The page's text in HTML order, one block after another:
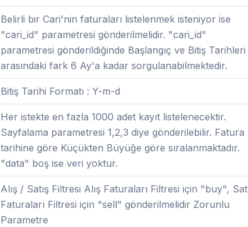
Belirli bir Cari'nin faturaları listelenmek isteniyor ise
"cari_id" parametresi gönderilmelidir. "cari_id"
parametresi gönderildiğinde Başlangıç ve Bitiş Tarihleri
arasındaki fark 6 Ay'a kadar sorgulanabilmektedir.
Bitiş Tarihi Formatı : Y-m-d
Her istekte en fazla 1000 adet kayıt listelenecektir.
Sayfalama parametresi 1,2,3 diye gönderilebilir. Fatura
tarihine göre Küçükten Büyüğe göre sıralanmaktadır.
"data" boş ise veri yoktur.
Alış / Satış Filtresi Alış Faturaları Filtresi için "buy",
Faturaları Filtresi için "sell" gönderilmelidir Zorunlu
Parametre